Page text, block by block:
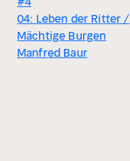
04: Leben der Ritter /
Mächtige Burgen
Manfred Baur